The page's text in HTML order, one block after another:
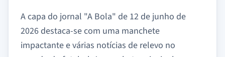
A capa do jornal "A Bola" de 12 de junho de
2026 destaca-se com uma manchete
impactante e várias notícias de relevo no